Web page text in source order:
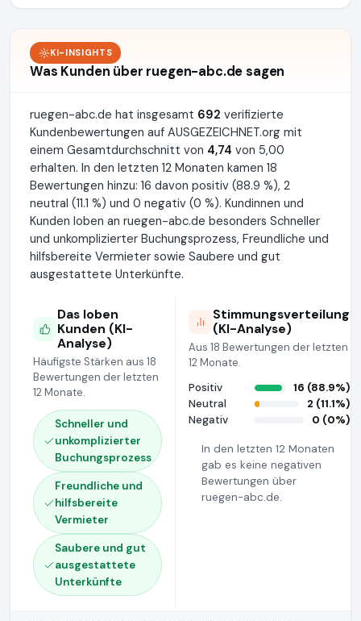
KI-INSIGHTS
Was Kunden über ruegen-abc.de sagen
ruegen-abc.de hat insgesamt 692 verifizierte
Kundenbewertungen auf AUSGEZEICHNET.org mit
einem Gesamtdurchschnitt von 4,74 von 5,00
erhalten. In den letzten 12 Monaten kamen 18
Bewertungen hinzu: 16 davon positiv (88.9 %), 2
neutral (11.1 %) und 0 negativ (0 %). Kundinnen und
Kunden loben an ruegen-abc.de besonders Schneller
und unkomplizierter Buchungsprozess, Freundliche und
hilfsbereite Vermieter sowie Saubere und gut
ausgestattete Unterkünfte.
Das loben
Kunden (KI-
Analyse)
Häufigste Stärken aus 18
Bewertungen der letzten
12 Monate.
Schneller und
unkomplizierter
Buchungsprozess
Freundliche und
hilfsbereite
Vermieter
Saubere und gut
ausgestattete
Unterkünfte
Stimmungsverteilung
(KI-Analyse)
Aus 18 Bewertungen der letzten
12 Monate.
Positiv
16 (88.9%)
Neutral
2 (11.1%)
Negativ
0 (0%)
In den letzten 12 Monaten
gab es keine negativen
Bewertungen über
ruegen-abc.de.